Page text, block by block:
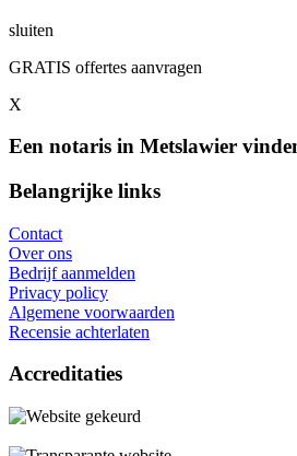
sluiten
GRATIS offertes aanvragen
X
Een notaris in Metslawier
Belangrijke links
Contact
Over ons
Bedrijf aanmelden
Privacy policy
Algemene voorwaarden
Recensie achterlaten
Accreditaties